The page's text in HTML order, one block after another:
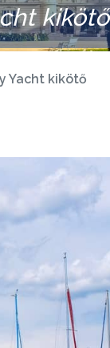
kikötő
Yacht kikötő